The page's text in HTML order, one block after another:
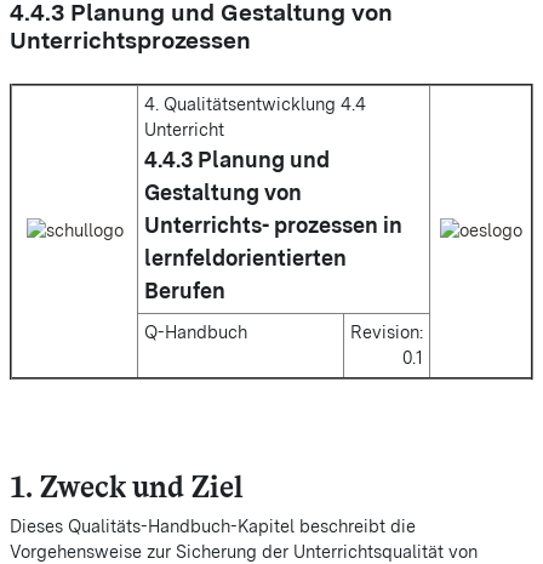
4.4.3 Planung und Gestaltung von
Unterrichtsprozessen
4. Qualitätsentwicklung 4.4
Unterricht
4.4.3 Planung und
Gestaltung von
Unterrichts- prozessen in
lernfeldorientierten
Berufen
Q-Handbuch
Revision:
0.1
1. Zweck und Ziel
Dieses Qualitäts-Handbuch-Kapitel beschreibt die
Vorgehensweise zur Sicherung der Unterrichtsqualität von